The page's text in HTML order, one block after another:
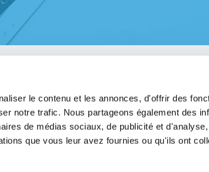
le contenu et les annonces, d'offrir des
notre trafic. Nous partageons également des
de médias sociaux, de publicité et
que vous leur avez fournies ou qu'ils ont